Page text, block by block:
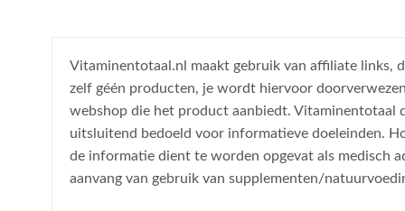
Vitaminentotaal.nl maakt gebruik van affiliate links,
zelf géén producten, je wordt hiervoor
webshop die het product aanbiedt. Vitaminentotaal
uitsluitend bedoeld voor informatieve doeleinden.
de informatie dient te worden opgevat als medisch
aanvang van gebruik van supplementen/